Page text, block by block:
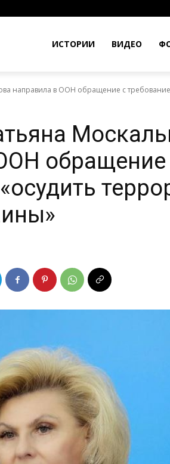
ИСТОРИИ ВИДЕО
направила в ООН обращение с
обращение